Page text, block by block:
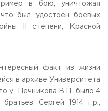
в бою, уничтожая
был удостоен боевых
II степени, Красной
факт из жизни
в архиве Университета
у Печникова В.П. было 4
Сергей 1914 г.р.,